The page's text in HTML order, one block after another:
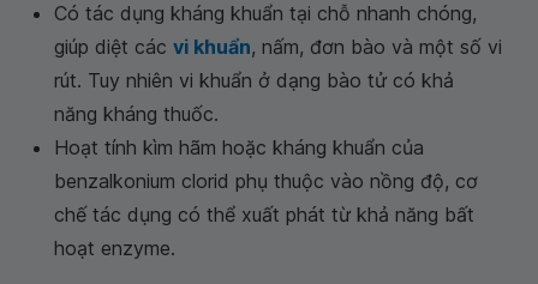
Có tác dụng kháng khuẩn tại chỗ nhanh chóng,
giúp diệt các vi khuẩn, nấm, đơn bào và một số vi
rút. Tuy nhiên vi khuẩn ở dạng bào tử có khả
năng kháng thuốc.
Hoạt tính kìm hãm hoặc kháng khuẩn của
benzalkonium clorid phụ thuộc vào nồng độ, cơ
chế tác dụng có thể xuất phát từ khả năng bất
hoạt enzyme.